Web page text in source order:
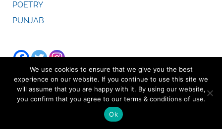
POETRY
PUNJAB
We use cookies to ensure that we give you the best
experience on our website. If you continue to use this site we
will assume that you are happy with it. By using our website,
you confirm that you agree to our terms & conditions of use.
Ok